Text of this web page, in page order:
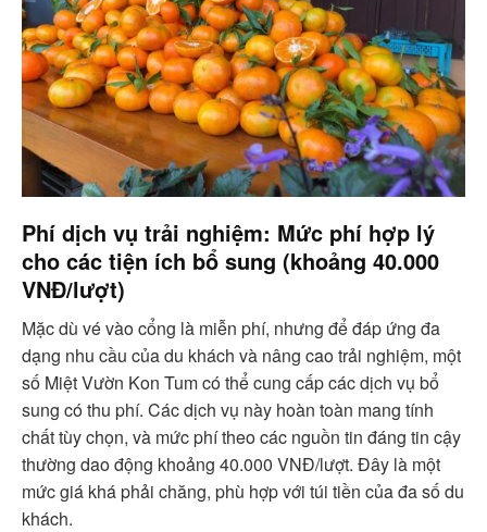
Phí dịch vụ trải nghiệm: Mức phí hợp lý
cho các tiện ích bổ sung (khoảng 40.000
VNĐ/lượt)
Mặc dù vé vào cổng là miễn phí, nhưng để đáp ứng đa
dạng nhu cầu của du khách và nâng cao trải nghiệm, một
số Miệt Vườn Kon Tum có thể cung cấp các dịch vụ bổ
sung có thu phí. Các dịch vụ này hoàn toàn mang tính
chất tùy chọn, và mức phí theo các nguồn tin đáng tin cậy
thường dao động khoảng 40.000 VNĐ/lượt. Đây là một
mức giá khá phải chăng, phù hợp với túi tiền của đa số du
khách.